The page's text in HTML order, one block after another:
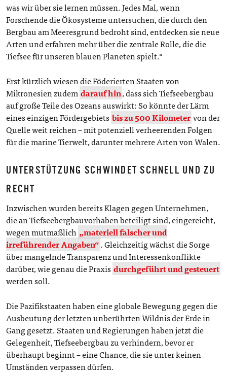
was wir über sie lernen müssen. Jedes Mal, wenn
Forschende die Ökosysteme untersuchen, die durch den
Bergbau am Meeresgrund bedroht sind, entdecken sie neue
Arten und erfahren mehr über die zentrale Rolle, die die
Tiefsee für unseren blauen Planeten spielt.“
Erst kürzlich wiesen die Föderierten Staaten von
Mikronesien zudem darauf hin, dass sich Tiefseebergbau
auf große Teile des Ozeans auswirkt: So könnte der Lärm
eines einzigen Fördergebiets bis zu 500 Kilometervon der
Quelle weit reichen – mit potenziell verheerenden Folgen
für die marine Tierwelt, darunter mehrere Arten von Walen.
UNTERSTÜTZUNG SCHWINDET SCHNELL UND ZU
RECHT
Inzwischen wurden bereits Klagen gegen Unternehmen,
die an Tiefseebergbauvorhaben beteiligt sind, eingereicht,
wegen mutmaßlich „materiell falscher und
irreführender Angaben“. Gleichzeitig wächst die Sorge
über mangelnde Transparenz und Interessenkonflikte
darüber, wie genau die Praxis durchgeführt und gesteuert
werden soll.
Die Pazifikstaaten haben eine globale Bewegung gegen die
Ausbeutung der letzten unberührten Wildnis der Erde in
Gang gesetzt. Staaten und Regierungen haben jetzt die
Gelegenheit, Tiefseebergbau zu verhindern, bevor er
überhaupt beginnt – eine Chance, die sie unter keinen
Umständen verpassen dürfen.